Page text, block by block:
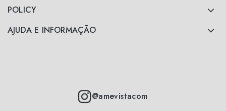
POLICY
AJUDA E INFORMAÇÃO
@amevistacom